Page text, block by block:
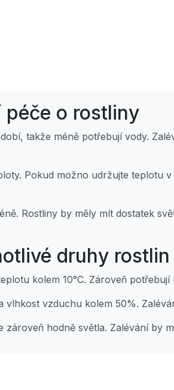
péče o rostliny
takže méně potřebují vody.
Pokud možno udržujte teplotu
Rostliny by měly mít dostatek
druhy rostlin
kolem 10°C. Zároveň potřebují
vlhkost vzduchu kolem 50%.
zároveň hodně světla. Zalévání by